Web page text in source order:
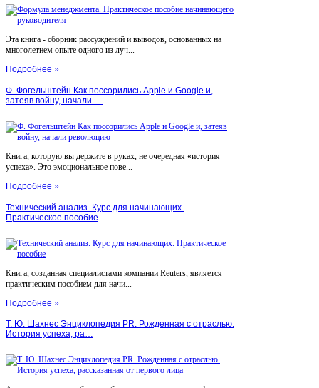
Эта книга - сборник рассуждений и выводов, основанных на
многолетнем опыте одного из луч...
Подробнее »
Ф. Фогельштейн Как поссорились Apple и Google и,
затеяв войну, начали …
Книга, которую вы держите в руках, не очередная «история
успеха». Это эмоциональное пове...
Подробнее »
Технический анализ. Курс для начинающих.
Практическое пособие
Книга, созданная специалистами компании Reuters, является
практическим пособием для начи...
Подробнее »
Т. Ю. Шахнес Энциклопедия PR. Рожденная с отраслью.
История успеха, ра…